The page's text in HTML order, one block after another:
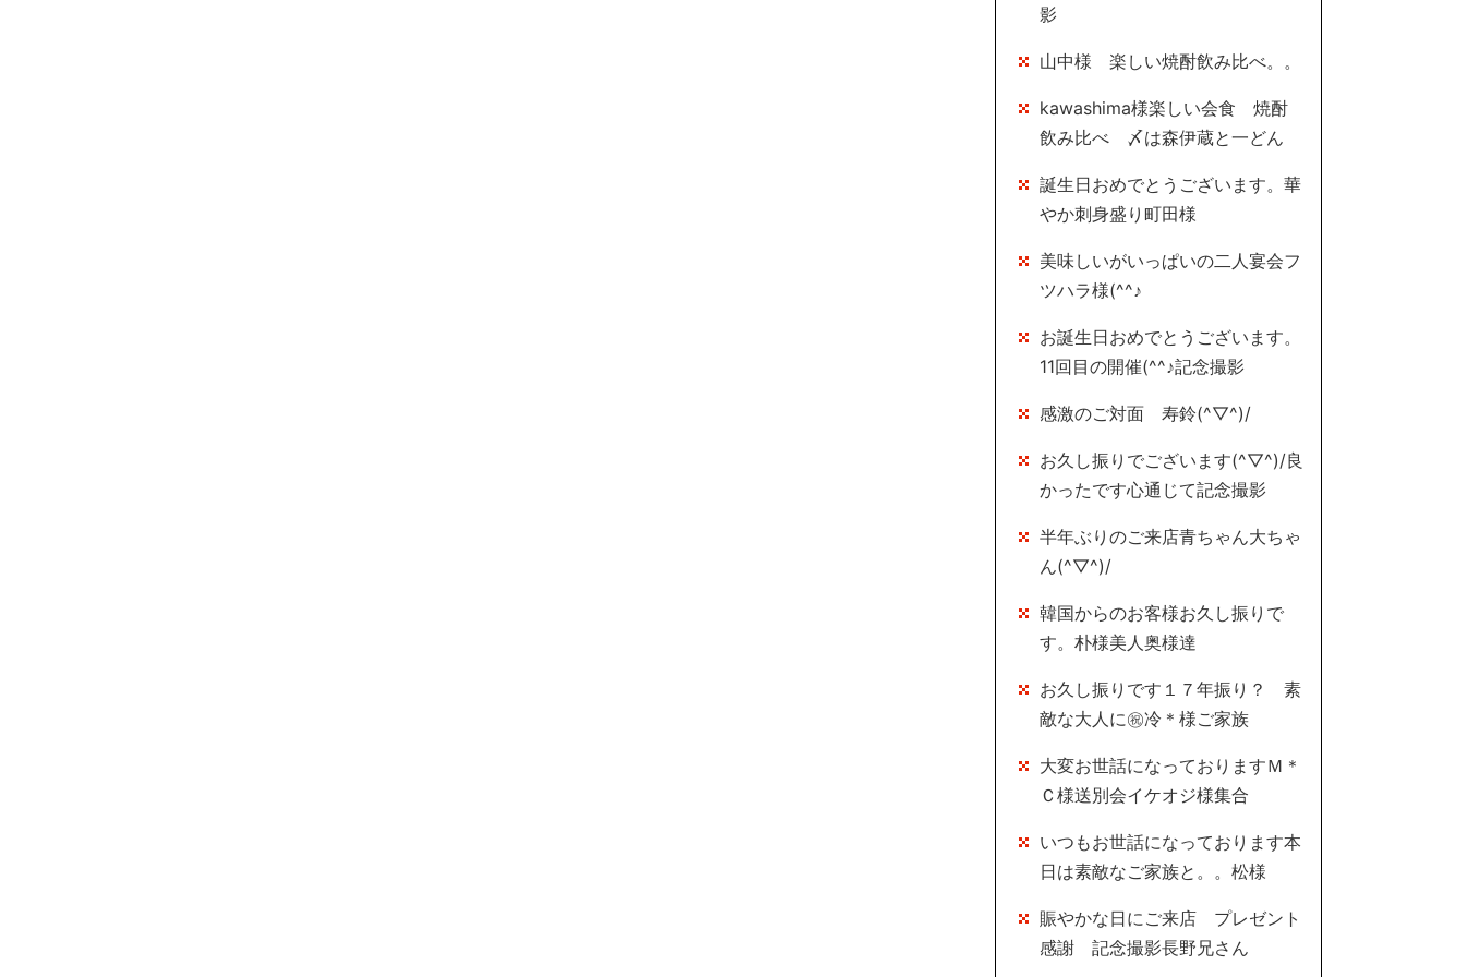
影
山中様 楽しい焼酎飲み比べ。。
kawashima様楽しい会食 焼酎
飲み比べ 〆は森伊蔵と一どん
誕生日おめでとうございます。華
やか刺身盛り町田様
美味しいがいっぱいの二人宴会フ
ツハラ様(^^♪
お誕生日おめでとうございます。
11回目の開催(^^♪記念撮影
感激のご対面 寿鈴(^▽^)/
お久し振りでございます(^▽^)/良
かったです心通じて記念撮影
半年ぶりのご来店青ちゃん大ちゃ
ん(^▽^)/
韓国からのお客様お久し振りで
す。朴様美人奥様達
お久し振りです１７年振り？ 素
敵な大人に㊗冷＊様ご家族
大変お世話になっておりますＭ＊
Ｃ様送別会イケオジ様集合
いつもお世話になっております本
日は素敵なご家族と。。松様
賑やかな日にご来店 プレゼント
感謝 記念撮影長野兄さん